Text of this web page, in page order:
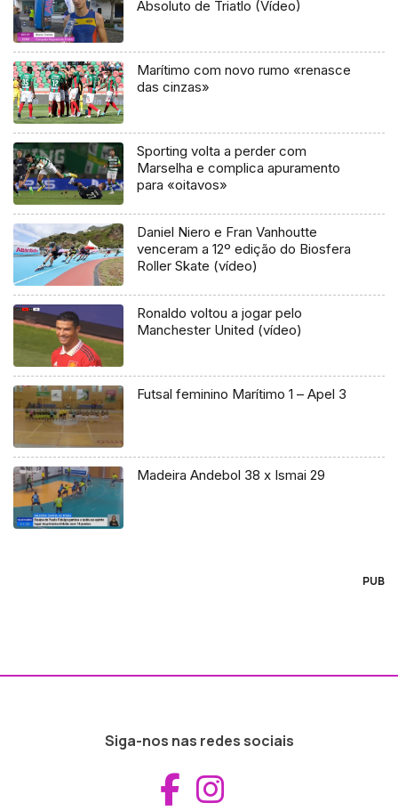
Absoluto de Triatlo (Vídeo)
Marítimo com novo rumo «renasce
das cinzas»
Sporting volta a perder com
Marselha e complica apuramento
para «oitavos»
Daniel Niero e Fran Vanhoutte
venceram a 12º edição do Biosfera
Roller Skate (vídeo)
Ronaldo voltou a jogar pelo
Manchester United (vídeo)
Futsal feminino Marítimo 1 – Apel 3
Madeira Andebol 38 x Ismai 29
PUB
Siga-nos nas redes sociais
Aceder ao